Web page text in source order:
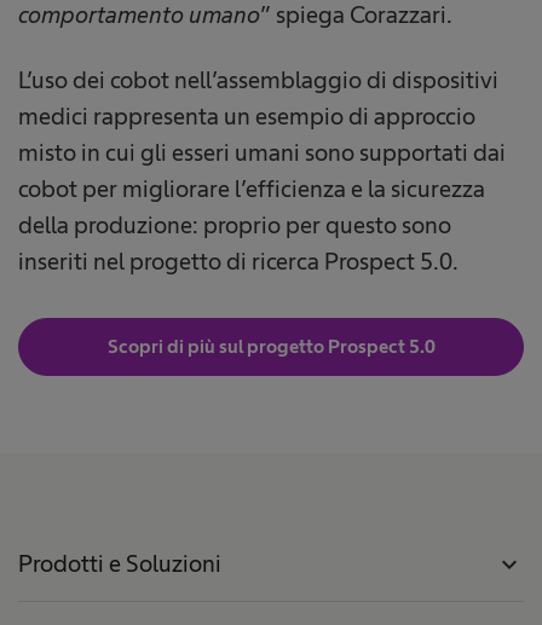
comportamento umano” spiega Corazzari.
L’uso dei cobot nell’assemblaggio di dispositivi
medici rappresenta un esempio di approccio
misto in cui gli esseri umani sono supportati dai
cobot per migliorare l’efficienza e la sicurezza
della produzione: proprio per questo sono
inseriti nel progetto di ricerca Prospect 5.0.
Scopri di più sul progetto Prospect 5.0
Prodotti e Soluzioni expand_more